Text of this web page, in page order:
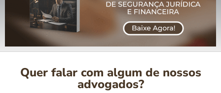
Quer falar com algum de nossos
advogados?